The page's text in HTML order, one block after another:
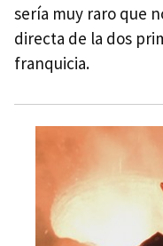
sería muy raro que
directa de la dos
franquicia.